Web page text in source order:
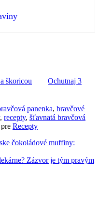
škoricou
Ochutnaj 3
panenka, bravčové
, recepty, šťavnatá bravčová
pre Recepty
čokoládové muffiny:
Zázvor je tým pravým